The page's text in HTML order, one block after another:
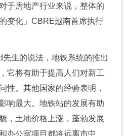
于房地产行业来说，整体的
变化」CBRE越南首席执行
先生的说法，地铁系统的推出
它将有助于提高人们对新工
性。其他国家的经验表明，
响最大。地铁站的发展有助
，土地价格上涨，蓬勃发展
办公室项目都将远离市中